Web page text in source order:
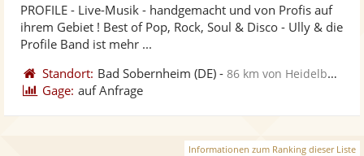
Fotos
5
PROFILE - Live-Musik - handgemacht und von Profis auf
ihrem Gebiet ! Best of Pop, Rock, Soul & Disco - Ully & die
Profile Band ist mehr ...
Standort: Bad Sobernheim (DE) -86 km von Heidelberg
Gage: auf Anfrage
Informationen zum Ranking dieser Liste